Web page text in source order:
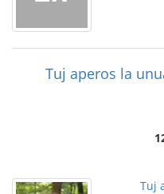
Tuj aperos la
Tuj